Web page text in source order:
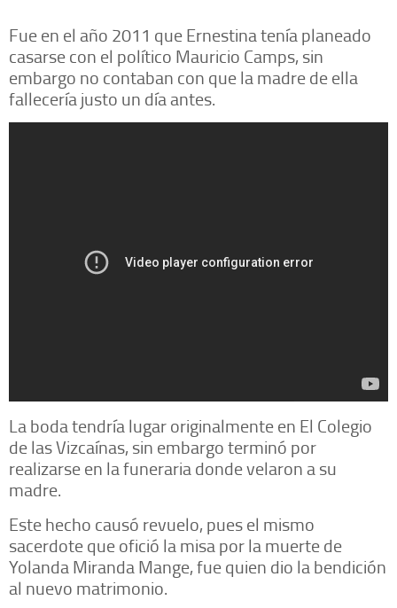
Fue en el año 2011 que Ernestina tenía planeado
casarse con el político Mauricio Camps, sin
embargo no contaban con que la madre de ella
fallecería justo un día antes.
La boda tendría lugar originalmente en El Colegio
de las Vizcaínas, sin embargo terminó por
realizarse en la funeraria donde velaron a su
madre.
Este hecho causó revuelo, pues el mismo
sacerdote que ofició la misa por la muerte de
Yolanda Miranda Mange, fue quien dio la bendición
al nuevo matrimonio.